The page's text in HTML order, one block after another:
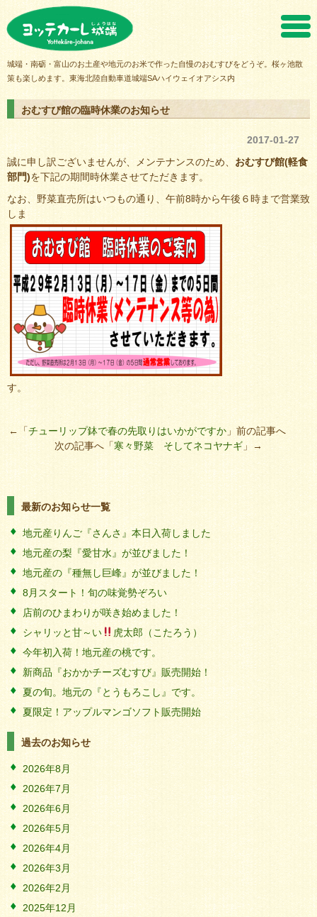
城端・南砺・富山のお土産や地元のお米で作った自慢のおむすびをどうぞ。桜ヶ池散
策も楽しめます。東海北陸自動車道城端SAハイウェイオアシス内
おむすび館の臨時休業のお知らせ
2017-01-27
誠に申し訳ございませんが、メンテナンスのため、 おむすび館(軽食
部門)を下記の期間時休業させてただきます。
なお、野菜直売所はいつもの通り、午前8時から午後６時まで営業致
しま
す。
←「チューリップ鉢で春の先取りはいかがですか 」前の記事へ
次の記事へ「寒々野菜 そしてネコヤナギ」→
最新のお知らせ一覧
地元産りんご『さんさ』本日入荷しました
地元産の梨『愛甘水』が並びました！
地元産の『種無し巨峰』が並びました！
8月スタート！旬の味覚勢ぞろい
店前のひまわりが咲き始めました！
シャリッと甘～い
虎太郎（こたろう）
今年初入荷！地元産の桃です。
新商品『おかかチーズむすび』販売開始！
夏の旬。地元の『とうもろこし』です。
夏限定！アップルマンゴソフト販売開始
過去のお知らせ
2026年8月
2026年7月
2026年6月
2026年5月
2026年4月
2026年3月
2026年2月
2025年12月